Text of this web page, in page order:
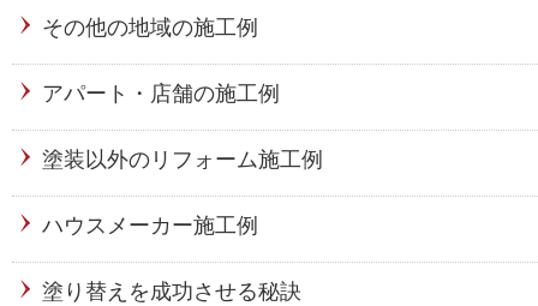
その他の地域の施工例
アパート・店舗の施工例
塗装以外のリフォーム施工例
ハウスメーカー施工例
塗り替えを成功させる秘訣